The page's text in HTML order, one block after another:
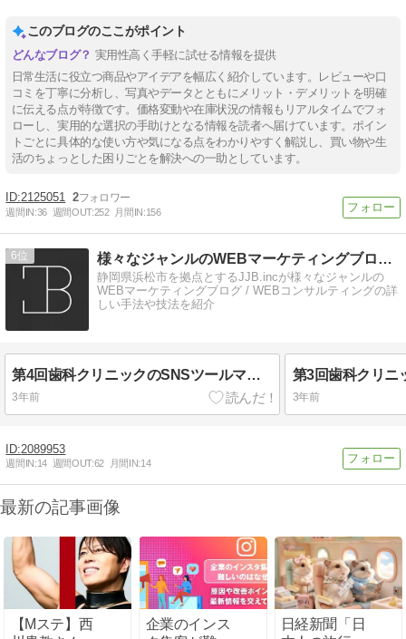
このブログのここがポイント
実用性高く手軽に試せる情報を提供
日常生活に役立つ商品やアイデアを幅広く紹介しています。レビューや口
コミを丁寧に分析し、写真やデータとともにメリット・デメリットを明確
に伝える点が特徴です。価格変動や在庫状況の情報もリアルタイムでフォ
ローし、実用的な選択の手助けとなる情報を読者へ届けています。ポイン
トごとに具体的な使い方や気になる点をわかりやすく解説し、買い物や生
活のちょっとした困りごとを解決への一助としています。
2125051 2
週間IN:36 週間OUT:252 月間IN:156
6 様々なジャンルのWEBマーケティングブログ-JJB
静岡県浜松市を拠点とするJJB.incが様々なジャンルの
WEBマーケティングブログ / WEBコンサルティングの詳
しい手法や技法を紹介
第4回歯科クリニックのSNSツールマーケティング(スタッフも使えるツール5選)
3年前 3年前
2089953
週間IN:14 週間OUT:62 月間IN:14
最新の記事画像
【Mステ】西
企業のインス
日経新聞「日